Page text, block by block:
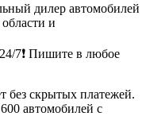
дилер автомобилей
и
7❗ Пишите в любое
без скрытых платежей.
автомобилей с